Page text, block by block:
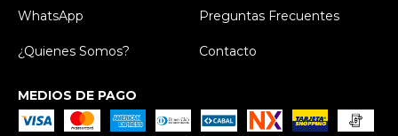
WhatsApp
Preguntas Frecuentes
¿Quienes Somos? Contacto
MEDIOS DE PAGO